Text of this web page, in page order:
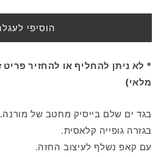
הוסיפי
* לא ניתן להחליף או להחזיר פריט
מלאי)
בגד ים שלם בייסיק מחטב של מורנה.
בגזרה גופייה קלאסית.
עם קאפ נשלף לעיצוב החזה.